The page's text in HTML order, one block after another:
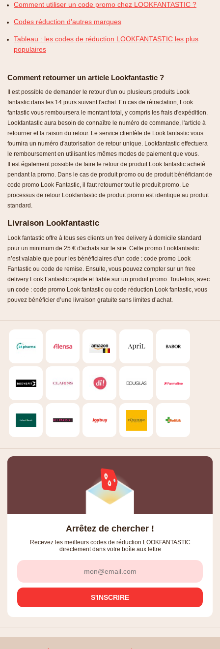
Comment utiliser un code promo chez LOOKFANTASTIC ?
Codes réduction d'autres marques
Tableau : les codes de réduction LOOKFANTASTIC les plus
populaires
Comment retourner un article Lookfantastic ?
Il est possible de demander le retour d'un ou plusieurs produits Look
fantastic dans les 14 jours suivant l'achat. En cas de rétractation, Look
fantastic vous remboursera le montant total, y compris les frais d'expédition.
Lookfantastic aura besoin de connaître le numéro de commande, l'article à
retourner et la raison du retour. Le service clientèle de Look fantastic vous
fournira un numéro d'autorisation de retour unique. Lookfantastic effectuera
le remboursement en utilisant les mêmes modes de paiement que vous.
Il est également possible de faire le retour de produit Look fantastic acheté
pendant la promo. Dans le cas de produit promo ou de produit bénéficiant de
code promo Look Fantastic, il faut retourner tout le produit promo. Le
processus de retour Lookfantastic de produit promo est identique au produit
standard.
Livraison Lookfantastic
Look fantastic offre à tous ses clients un free delivery à domicile standard
pour un minimum de 25 € d'achats sur le site. Cette promo Lookfantastic
n’est valable que pour les bénéficiaires d'un code : code promo Look
Fantastic ou code de remise. Ensuite, vous pouvez compter sur un free
delivery Look Fantastic rapide et fiable sur un produit promo. Toutefois, avec
un code : code promo Look fantastic ou code réduction Look fantastic, vous
pouvez bénéficier d’une livraison gratuite sans limites d’achat.
Arrêtez de chercher !
Recevez les meilleurs codes de réduction LOOKFANTASTIC
directement dans votre boîte aux lettre